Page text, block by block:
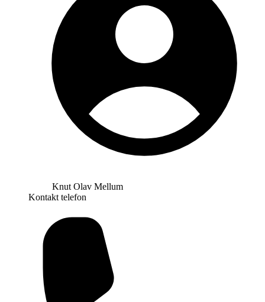
Knut Olav Mellum
Kontakt telefon